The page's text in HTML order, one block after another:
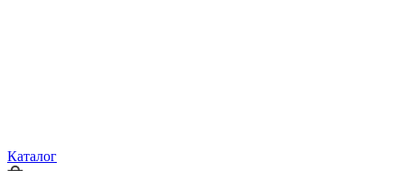
Каталог